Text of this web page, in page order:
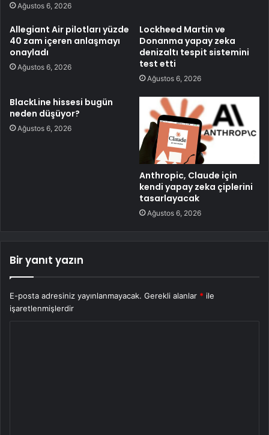
Ağustos 6, 2026
Allegiant Air pilotları yüzde
40 zam içeren anlaşmayı
onayladı
Ağustos 6, 2026
Lockheed Martin ve
Donanma yapay zeka
denizaltı tespit sistemini
test etti
Ağustos 6, 2026
BlackLine hissesi bugün
neden düşüyor?
Ağustos 6, 2026
Anthropic, Claude için
kendi yapay zeka çiplerini
tasarlayacak
Ağustos 6, 2026
Bir yanıt yazın
E-posta adresiniz yayınlanmayacak. Gerekli alanlar * ile
işaretlenmişlerdir